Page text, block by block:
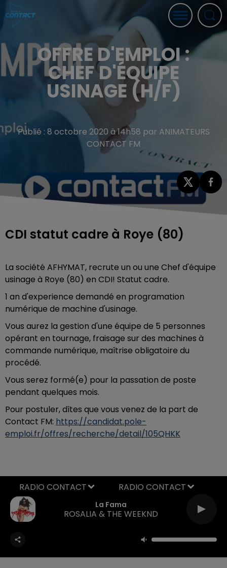
OFFRE D'EMPLOI :
CHEF D'ÉQUIPE
USINAGE (H/F)
Publié : 8 octobre 2020 à 14h58 par ANIMATEURS
CONTACT FM
CDI statut cadre à Roye (80)
La société AFHYMAT, recrute un ou une Chef d'équipe
usinage à Roye (80) en CDI! Statut cadre.
1 an d'experience demandé en programation
numérique de machine d'usinage.
Vous aurez la gestion d'une équipe de 5 personnes
opérant en tournage, fraisage sur des machines à
commande numérique, maîtrise obligatoire du
procédé.
Vous serez formé(e) pour la passation de poste
pendant quelques mois.
Pour postuler, dîtes que vous venez de la part de
Contact FM: https://candidat.pole-
emploi.fr/offres/recherche/detail/105QHKK
La Fama
ROSALIA & THE WEEKND
RADIO CONTACT